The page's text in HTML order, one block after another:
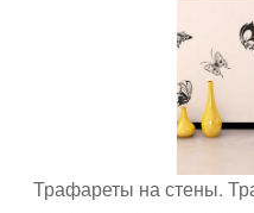
Трафареты на стены.